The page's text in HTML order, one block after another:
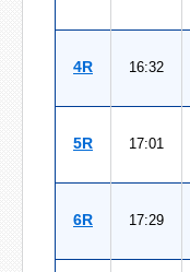
4R 16:32
5R 17:01
6R 17:29